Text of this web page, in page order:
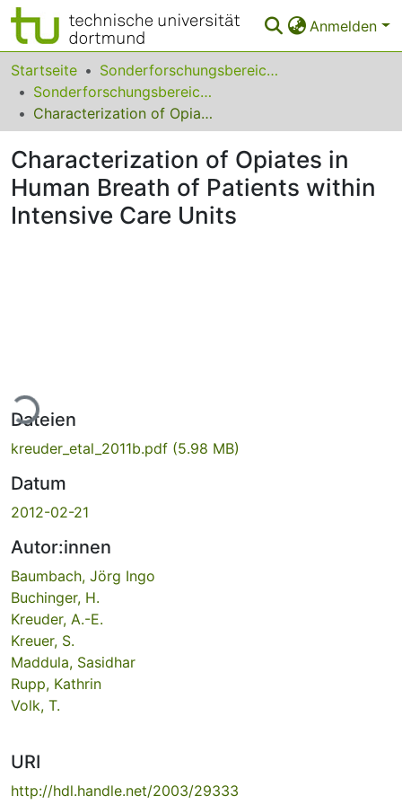
Anmelden
Bereiche & Sammlungen
Das gesamte Repositorium
FAQ
Leitlinien
Startseite
Sonderforschungsbereiche
Sonderforschungsbereich (SFB) 876
Characterization of Opiates in Human Breath of Patients within Intensive Care Units
Characterization of Opiates in
Human Breath of Patients within
Intensive Care Units
Dateien
kreuder_etal_2011b.pdf (5.98 MB)
Datum
2012-02-21
Autor:innen
Baumbach, Jörg Ingo
Buchinger, H.
Kreuder, A.-E.
Kreuer, S.
Maddula, Sasidhar
Rupp, Kathrin
Volk, T.
URI
http://hdl.handle.net/2003/29333